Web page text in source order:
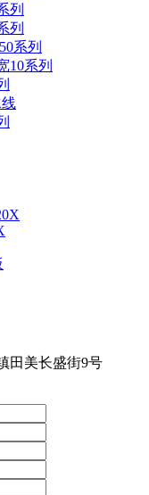
列
列
系列
10系列
田美长盛街9号